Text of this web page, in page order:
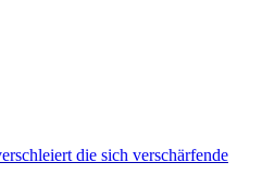
die sich verschärfende